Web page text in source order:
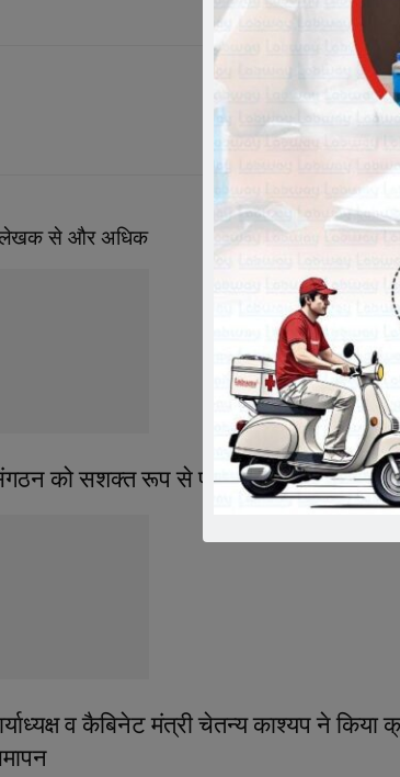
से और अधिक
को सशक्त रूप से प्रस्तुत करें मीडिया
व कैबिनेट मंत्री चेतन्य काश्यप ने किया